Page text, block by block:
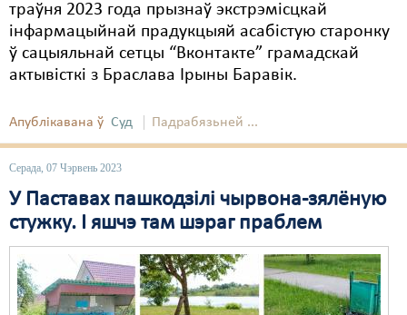
траўня 2023 года прызнаў экстрэмісцкай
інфармацыйнай прадукцыяй асабістую старонку
ў сацыяльнай сетцы “Вконтакте” грамадскай
актывісткі з Браслава Ірыны Баравік.
Апублікавана ў Суд Падрабязьней ...
Серада, 07 Чэрвень 2023
У Паставах пашкодзілі чырвона-зялёную
стужку. І яшчэ там шэраг праблем